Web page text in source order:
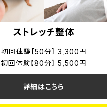
ストレッチ整体
初回体験【50分】 3,300円
初回体験【80分】 5,500円
詳細はこちら